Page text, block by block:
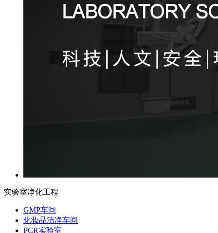
实验室净化工程
GMP车间
化妆品洁净车间
PCR实验室